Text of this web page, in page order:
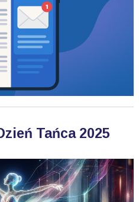
Tańca 2025